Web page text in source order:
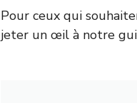
Pour ceux qui
jeter un œil à notre